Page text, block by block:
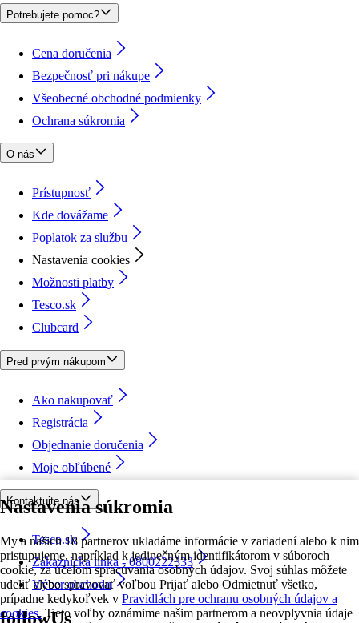
Nastavenia súkromia
My a našich 18 partnerov ukladáme informácie v zariadení alebo k nim
pristupujeme, napríklad k jedinečným identifikátorom v súboroch
cookie, za účelom spracúvania osobných údajov. Svoj súhlas môžete
udeliť alebo spravovať voľbou Prijať alebo Odmietnuť všetko,
prípadne kedykoľvek v Pravidlách pre ochranu osobných údajov a
cookies. Tieto voľby oznámime našim partnerom a neovplyvnia údaje
Potrebujete pomoc?
Cena doručenia
Bezpečnosť pri nákupe
Všeobecné obchodné podmienky
Ochrana súkromia
O nás
Prístupnosť
Kde dovážame
Poplatok za službu
Nastavenia cookies
Možnosti platby
Tesco.sk
Clubcard
Pred prvým nákupom
Ako nakupovať
Registrácia
Objednanie doručenia
Moje obľúbené
Kontaktujte nás
Tesco.sk
Zákaznícka linka - 0800222333
Výber obchodu
followUs